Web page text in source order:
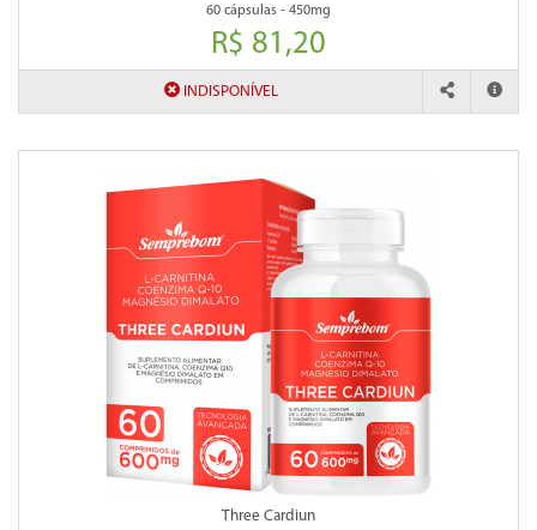
60 cápsulas - 450mg
R$ 81,20
INDISPONÍVEL
Three Cardiun